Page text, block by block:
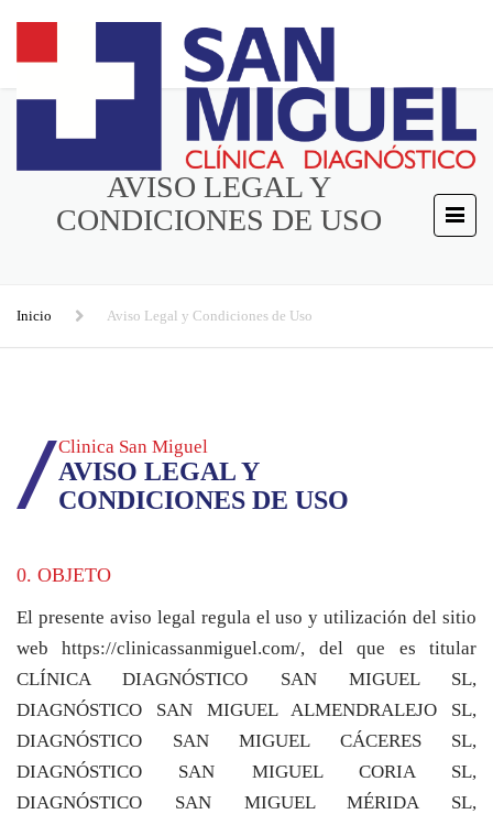
AVISO LEGAL Y
CONDICIONES DE USO
Inicio Aviso Legal y Condiciones de Uso
Clinica San Miguel
AVISO LEGAL Y
CONDICIONES DE USO
0. OBJETO
El presente aviso legal regula el uso y utilización del sitio
webhttps://clinicassanmiguel.com/, del que es titular
CLÍNICA DIAGNÓSTICO SAN MIGUEL SL,
DIAGNÓSTICO SAN MIGUEL ALMENDRALEJO SL,
DIAGNÓSTICO SAN MIGUEL CÁCERES SL,
DIAGNÓSTICO SAN MIGUEL CORIA SL,
DIAGNÓSTICO SAN MIGUEL MÉRIDA SL,